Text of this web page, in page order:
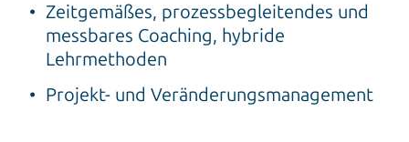
Zeitgemäßes, prozessbegleitendes und
messbares Coaching, hybride
Lehrmethoden
Projekt- und Veränderungsmanagement